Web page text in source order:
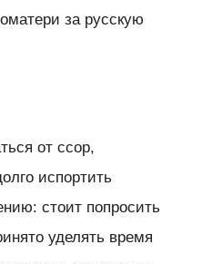
за русскую
от ссор,
испортить
стоит попросить
уделять время